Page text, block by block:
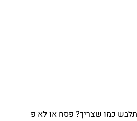
כמו שצריך? פסח או לא פ